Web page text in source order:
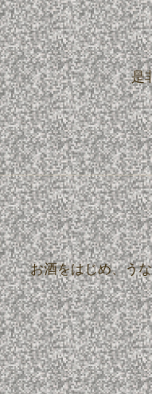
是
お酒をはじめ、う